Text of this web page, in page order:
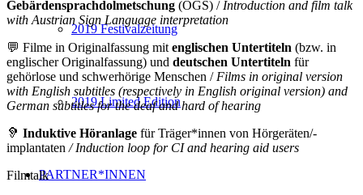
2019 Festivalzeitung
2019 Limited Edition
PARTNER*INNEN
Gebärdensprachdolmetschung (ÖGS) / Introduction and film talk
with Austrian Sign Language interpretation
💬 Filme in Originalfassung mit englischen Untertiteln (bzw. in
englischer Originalfassung) und deutschen Untertiteln für
gehörlose und schwerhörige Menschen / Films in original version
with English subtitles (respectively in English original version) and
German subtitles for the deaf and hard of hearing
🦻 Induktive Höranlage für Träger*innen von Hörgeräten/-
implantaten / Induction loop for CI and hearing aid users
Filmtalk